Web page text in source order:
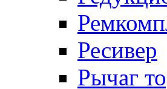
Ресивер
Рычаг